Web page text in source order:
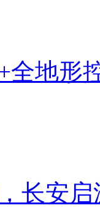
全地形
长安